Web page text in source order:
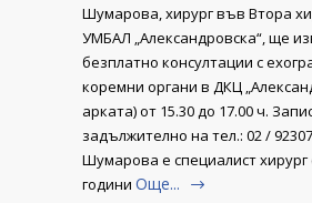
Шумарова, хирург във Втора
УМБАЛ „Александровска“, ще
безплатно консултации с
коремни органи в ДКЦ
арката) от 15.30 до 17.00 ч.
задължително на тел.: 02 /
Шумарова е специалист хирург
години Още...